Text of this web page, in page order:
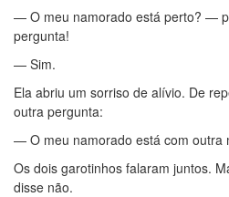
— O meu namorado está perto? —
pergunta!
— Sim.
Ela abriu um sorriso de alívio. De
outra pergunta:
— O meu namorado está com outra
Os dois garotinhos falaram juntos.
disse não.